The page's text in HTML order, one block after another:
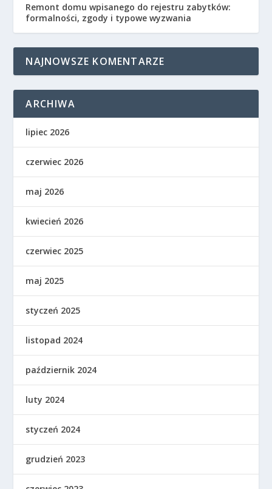
Remont domu wpisanego do rejestru zabytków:
formalności, zgody i typowe wyzwania
NAJNOWSZE KOMENTARZE
ARCHIWA
lipiec 2026
czerwiec 2026
maj 2026
kwiecień 2026
czerwiec 2025
maj 2025
styczeń 2025
listopad 2024
październik 2024
luty 2024
styczeń 2024
grudzień 2023